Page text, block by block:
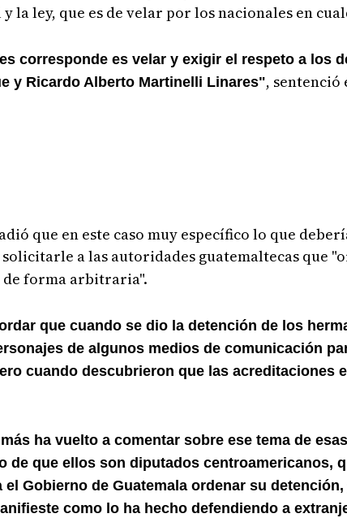
la ley, que es de velar por los nacionales en
corresponde es velar y exigir el respeto a los
y Ricardo Alberto Martinelli Linares", sentenció
que en este caso muy específico lo que
solicitarle a las autoridades guatemaltecas que
forma arbitraria".
que cuando se dio la detención de los
de algunos medios de comunicación
cuando descubrieron que las acreditaciones
ha vuelto a comentar sobre ese tema de
de que ellos son diputados centroamericanos,
Gobierno de Guatemala ordenar su
como lo ha hecho defendiendo a